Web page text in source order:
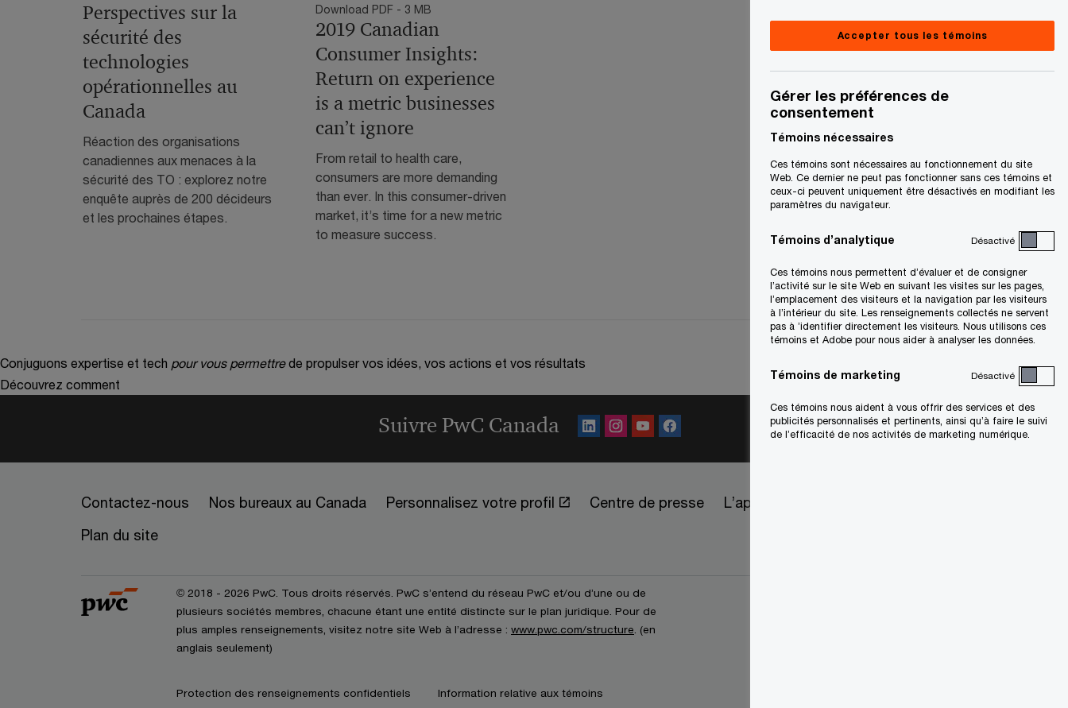
Perspectives sur la
sécurité des
technologies
opérationnelles au
Canada
Réaction des organisations
canadiennes aux menaces à la
sécurité des TO : explorez notre
enquête auprès de 200 décideurs
et les prochaines étapes.
Download PDF - 3 MB
2019 Canadian
Consumer Insights:
Return on experience
is a metric businesses
can’t ignore
From retail to health care,
consumers are more demanding
than ever. In this consumer-driven
market, it’s time for a new metric
to measure success.
Conjuguons expertise et tech pour vous permettre de propulser vos idées, vos actions et vos résultats
Découvrez comment
Suivre PwC Canada
Contactez-nous Nos bureaux au Canada Personnalisez votre profil Centre de presse
L’approvisionnement chez PwC
Plan du site
© 2018 - 2026 PwC. Tous droits réservés. PwC s’entend du réseau PwC et/ou d’une ou de
plusieurs sociétés membres, chacune étant une entité distincte sur le plan juridique. Pour de
plus amples renseignements, visitez notre site Web à l’adresse : www.pwc.com/structure. (en
anglais seulement)
Protection des renseignements confidentiels Information relative aux témoins
Accepter tous les témoins
Gérer les préférences de
consentement
Témoins nécessaires
Ces témoins sont nécessaires au fonctionnement du site
Web. Ce dernier ne peut pas fonctionner sans ces témoins et
ceux-ci peuvent uniquement être désactivés en modifiant les
paramètres du navigateur.
Témoins d’analytique Désactivé
Ces témoins nous permettent d’évaluer et de consigner
l’activité sur le site Web en suivant les visites sur les pages,
l’emplacement des visiteurs et la navigation par les visiteurs
à l’intérieur du site. Les renseignements collectés ne servent
pas à ’identifier directement les visiteurs. Nous utilisons ces
témoins et Adobe pour nous aider à analyser les données.
Témoins de marketing Désactivé
Ces témoins nous aident à vous offrir des services et des
publicités personnalisés et pertinents, ainsi qu’à faire le suivi
de l’efficacité de nos activités de marketing numérique.